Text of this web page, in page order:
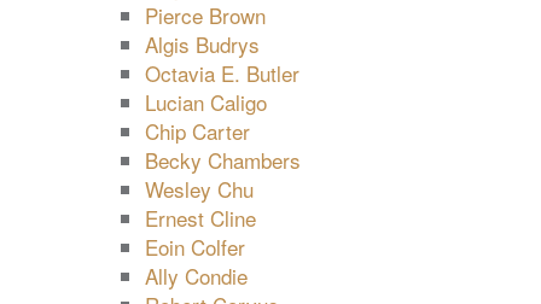
Pierce Brown
Algis Budrys
Octavia E. Butler
Lucian Caligo
Chip Carter
Becky Chambers
Wesley Chu
Ernest Cline
Eoin Colfer
Ally Condie